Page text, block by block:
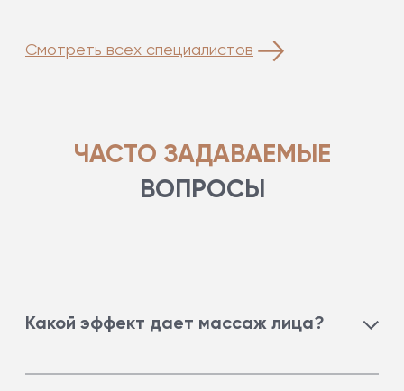
Смотреть всех специалистов
ЧАСТО ЗАДАВАЕМЫЕ
ВОПРОСЫ
Какой эффект дает массаж лица?